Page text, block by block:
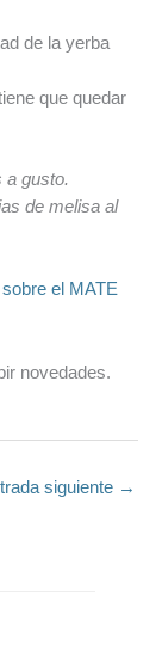
de la yerba
que quedar
a gusto.
de melisa al
el MATE
novedades.
siguiente →